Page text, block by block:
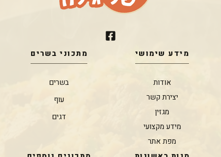
מידע שימושי
אודות
יצירת קשר
מגזין
מידע מקצועי
מפת אתר
מתכוני בשרים
בשרים
עוף
דגים